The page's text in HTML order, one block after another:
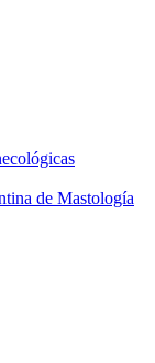
de Mastología